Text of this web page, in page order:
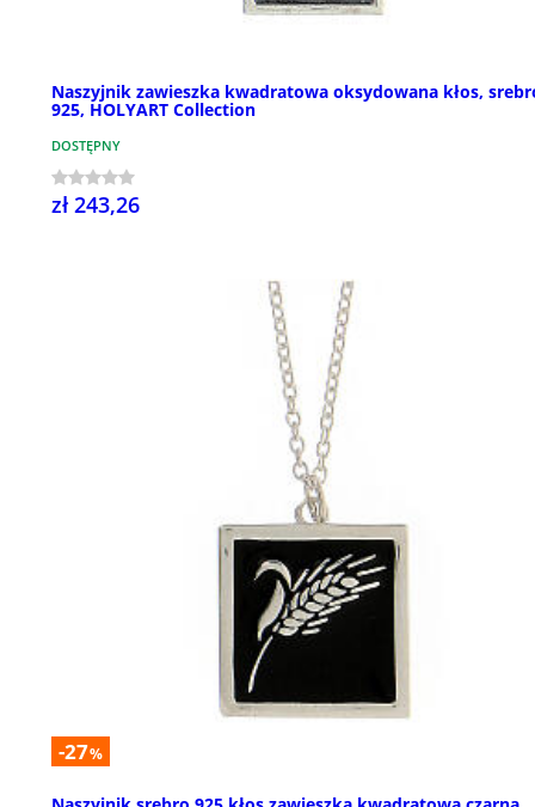
Naszyjnik zawieszka kwadratowa oksydowana kłos,
925, HOLYART Collection
DOSTĘPNY
zł 243,26
-27%